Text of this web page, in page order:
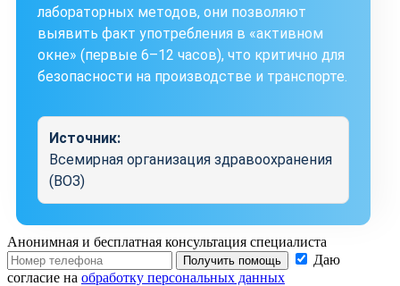
лабораторных методов, они позволяют
выявить факт употребления в «активном
окне» (первые 6–12 часов), что критично для
безопасности на производстве и транспорте.
Источник:
Всемирная организация здравоохранения
(ВОЗ)
Анонимная и бесплатная консультация специалиста
Получить помощь
Даю
согласие на обработку персональных данных